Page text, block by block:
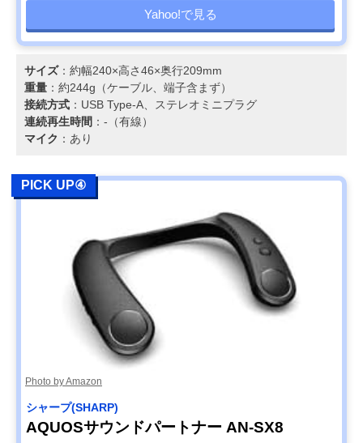
Yahoo!で見る
サイズ：約幅240×高さ46×奥行209mm
重量 ：約244g（ケーブル、端子含まず）
接続方式 ：USB Type-A、ステレオミニプラグ
連続再生時間 ：-（有線）
マイク ：あり
PICK UP④
Photo by Amazon
シャープ(SHARP)
AQUOSサウンドパートナー AN-SX8